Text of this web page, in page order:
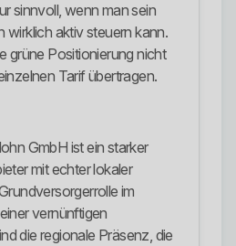
sinnvoll, wenn man sein
wirklich aktiv steuern kann.
grüne Positionierung nicht
Tarif übertragen.
GmbH ist ein starker
mit echter lokaler
im
vernünftigen
die regionale Präsenz, die